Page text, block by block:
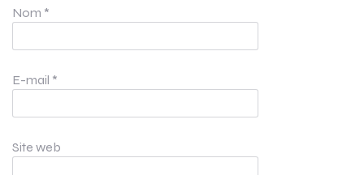
Nom *
E-mail *
Site web